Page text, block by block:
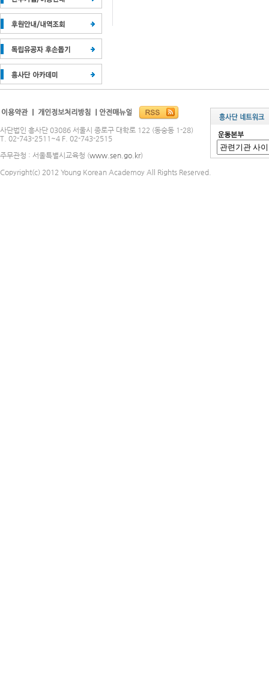
사단법인 흥사단 03086 서울시 종로구 대학로 122 (동숭동 1-28)
T. 02-743-2511~4 F. 02-743-2515
주무관청 : 서울특별시교육청 (www.sen.go.kr)
Copyright(c) 2012 Young Korean Academoy All Rights Reserved.